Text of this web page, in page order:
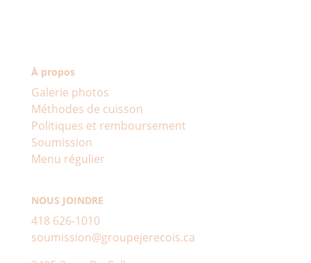
À propos
Galerie photos
Méthodes de cuisson
Politiques et remboursement
Soumission
Menu régulier
NOUS JOINDRE
418 626-1010
soumission@groupejerecois.ca